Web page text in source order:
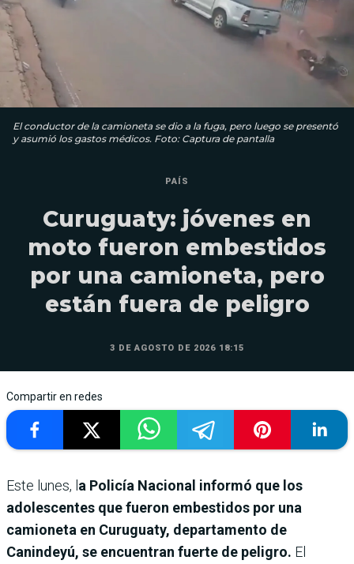
El conductor de la camioneta se dio a la fuga, pero luego se presentó
y asumió los gastos médicos. Foto: Captura de pantalla
PAÍS
Curuguaty: jóvenes en
moto fueron embestidos
por una camioneta, pero
están fuera de peligro
3 DE AGOSTO DE 2026 18:15
Compartir en redes
Este lunes, l a Policía Nacional informó que los
adolescentes que fueron embestidos por una
camioneta en Curuguaty, departamento de
Canindeyú, se encuentran fuerte de peligro. El